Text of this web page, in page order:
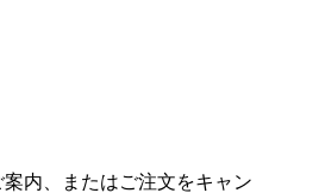
内、またはご注文をキャン